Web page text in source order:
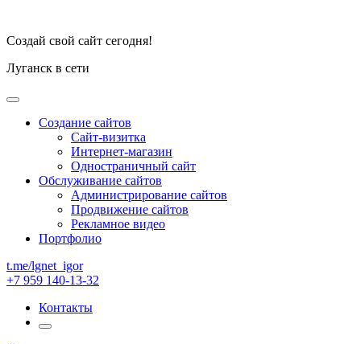
Создай свой сайт сегодня!
Луганск в сети
Создание сайтов
Сайт-визитка
Интернет-магазин
Одностраничный сайт
Обслуживание сайтов
Администрирование сайтов
Продвижение сайтов
Рекламное видео
Портфолио
t.me/lgnet_igor
+7 959 140-13-32
Контакты